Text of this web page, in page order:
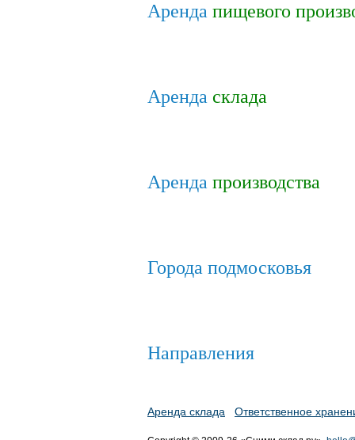
Аренда пищевого
Аренда склада
Аренда производства
Города подмосковья
Направления
Аренда склада Ответственное